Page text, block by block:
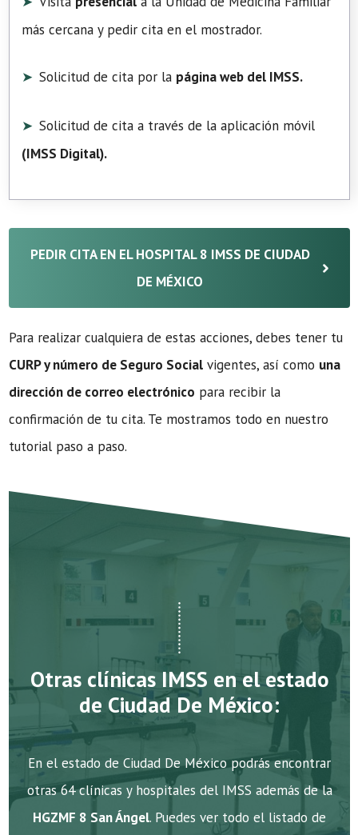
más cercana y pedir cita en el mostrador.
Solicitud de cita por la página web del IMSS.
Solicitud de cita a través de la aplicación móvil
(IMSS Digital).
PEDIR CITA EN EL HOSPITAL 8 IMSS DE CIUDAD
DE MÉXICO
Para realizar cualquiera de estas acciones, debes tener tu
CURP y número de Seguro Social vigentes, así como una
dirección de correo electrónico para recibir la
confirmación de tu cita. Te mostramos todo en nuestro
tutorial paso a paso.
Otras clínicas IMSS en el estado
de Ciudad De México:
En el estado de Ciudad De México podrás encontrar
otras 64 clínicas y hospitales del IMSS además de la
HGZMF 8 San Ángel. Puedes ver todo el listado de